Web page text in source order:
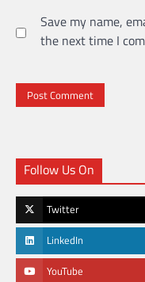
Save my name,
the next time I
Follow Us On
Twitter
LinkedIn
YouTube